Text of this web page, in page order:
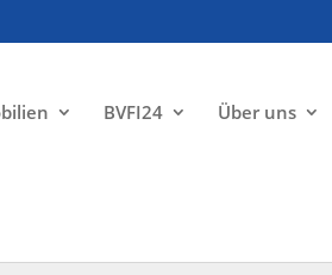
BVFI24 Über uns